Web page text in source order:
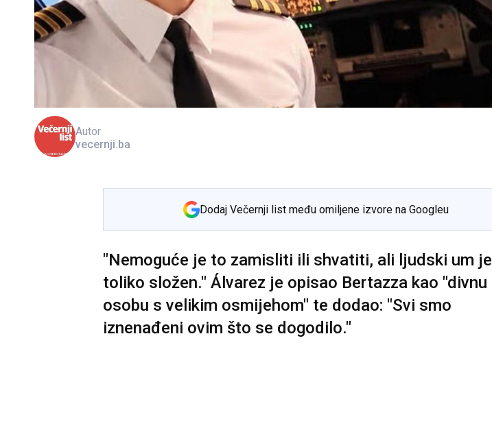
Autor
vecernji.ba
Dodaj Večernji list među omiljene izvore na Googleu
"Nemoguće je to zamisliti ili shvatiti, ali ljudski um je
toliko složen." Álvarez je opisao Bertazza kao "divnu
osobu s velikim osmijehom" te dodao: "Svi smo
iznenađeni ovim što se dogodilo."